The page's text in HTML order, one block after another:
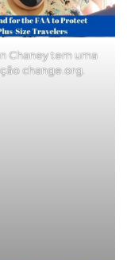
Chaney tem uma
change.org.